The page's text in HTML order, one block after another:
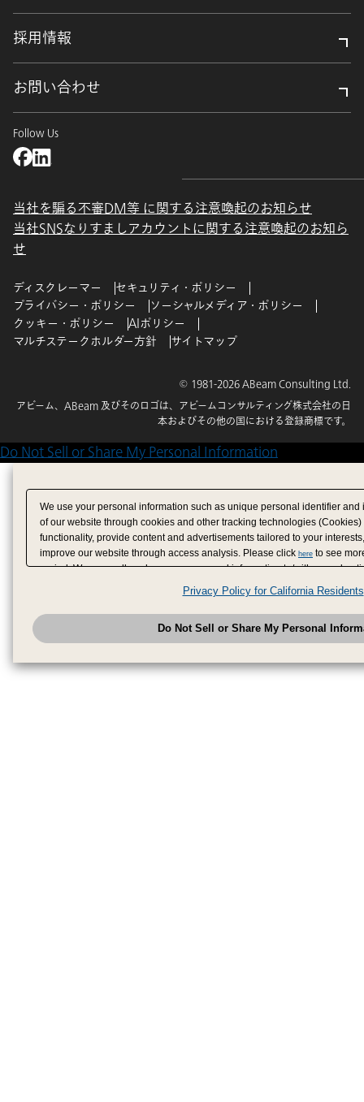
採用情報
お問い合わせ
Follow Us
当社を騙る不審DM等 に関する注意喚起のお知らせ
当社SNSなりすましアカウントに関する注意喚起のお知ら
せ
ディスクレーマー
セキュリティ・ポリシー
プライバシー・ポリシー
ソーシャルメディア・ポリシー
クッキー・ポリシー
AIポリシー
マルチステークホルダー方針
サイトマップ
© 1981-2026 ABeam Consulting Ltd.
アビーム、ABeam 及びそのロゴは、アビームコンサルティング株式会社の日
本およびその他の国における登録商標です。
Do Not Sell or Share My Personal Information
We use your personal information such as unique personal identifier
of our website through cookies and other tracking technologies
functionality, provide content and advertisements tailored to your
improve our website through access analysis. Please click here to see
period. We may sell or share your personal information to/with our
have provided to them or that they have collected from your use of their
analyze and optimize advertisements delivered to you by businesses
have the right to opt out of sale or share of your personal information by
to exercise your right. If we have detected an opt-out
honored.Change your sell or share preference
Privacy Policy for California Residents
Do Not Sell or Share My Personal